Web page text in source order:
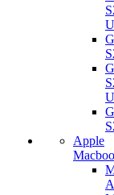
Apple